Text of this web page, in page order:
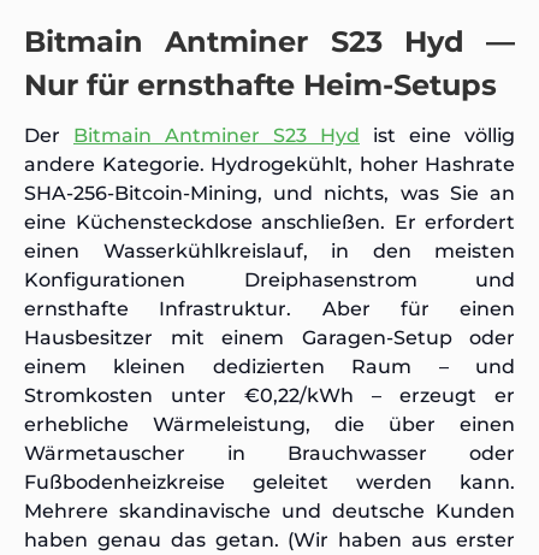
Bitmain Antminer S23 Hyd —
Nur für ernsthafte Heim-Setups
Der Bitmain Antminer S23 Hyd ist eine völlig
andere Kategorie. Hydrogekühlt, hoher Hashrate
SHA-256-Bitcoin-Mining, und nichts, was Sie an
eine Küchensteckdose anschließen. Er erfordert
einen Wasserkühlkreislauf, in den meisten
Konfigurationen Dreiphasenstrom und
ernsthafte Infrastruktur. Aber für einen
Hausbesitzer mit einem Garagen-Setup oder
einem kleinen dedizierten Raum – und
Stromkosten unter €0,22/kWh – erzeugt er
erhebliche Wärmeleistung, die über einen
Wärmetauscher in Brauchwasser oder
Fußbodenheizkreise geleitet werden kann.
Mehrere skandinavische und deutsche Kunden
haben genau das getan. (Wir haben aus erster